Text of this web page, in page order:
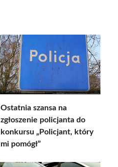
Ostatnia szansa na
zgłoszenie policjanta do
konkursu „Policjant, który
mi pomógł”